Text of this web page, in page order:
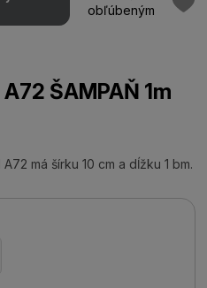
obľúbeným
ŠAMPAŇ 1m
má šírku 10 cm a dĺžku 1 bm.